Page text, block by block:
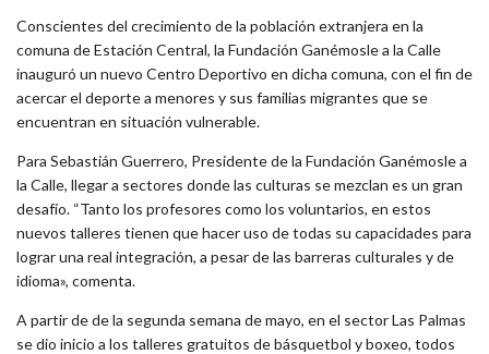
Conscientes del crecimiento de la población extranjera en la
comuna de Estación Central, la Fundación Ganémosle a la Calle
inauguró un nuevo Centro Deportivo en dicha comuna, con el fin de
acercar el deporte a menores y sus familias migrantes que se
encuentran en situación vulnerable.
Para Sebastián Guerrero, Presidente de la Fundación Ganémosle a
la Calle, llegar a sectores donde las culturas se mezclan es un gran
desafío. “Tanto los profesores como los voluntarios, en estos
nuevos talleres tienen que hacer uso de todas su capacidades para
lograr una real integración, a pesar de las barreras culturales y de
idioma», comenta.
A partir de de la segunda semana de mayo, en el sector Las Palmas
se dio inicio a los talleres gratuitos de básquetbol y boxeo, todos